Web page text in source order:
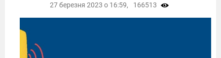
27 березня 2023 о 16:59, 166513